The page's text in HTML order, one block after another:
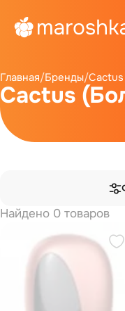
Главная/Бренды/
Cactus
Найдено 0 товаров